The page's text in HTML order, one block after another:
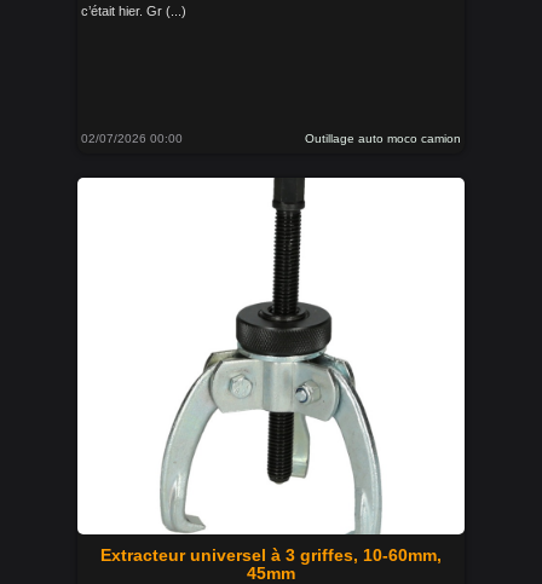
c’était hier. Gr (...)
02/07/2026 00:00 Outillage auto moco camion
Extracteur universel à 3 griffes, 10-60mm,
45mm